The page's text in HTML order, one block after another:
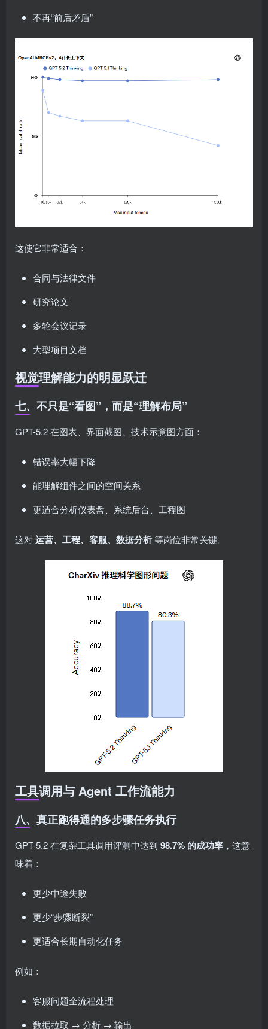
不再“前后矛盾”
这使它非常适合：
合同与法律文件
研究论文
多轮会议记录
大型项目文档
视觉理解能力的明显跃迁
七、不只是“看图”，而是“理解布局”
GPT-5.2 在图表、界面截图、技术示意图方面：
错误率大幅下降
能理解组件之间的空间关系
更适合分析仪表盘、系统后台、工程图
这对运营、工程、客服、数据分析等岗位非常关键。
工具调用与 Agent 工作流能力
八、真正跑得通的多步骤任务执行
GPT-5.2 在复杂工具调用评测中达到 98.7% 的成功率 ，这意
味着：
更少中途失败
更少“步骤断裂”
更适合长期自动化任务
例如：
客服问题全流程处理
数据拉取 → 分析 → 输出